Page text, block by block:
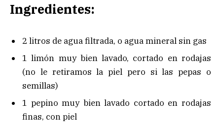
Ingredientes:
2 litros de agua filtrada, o agua mineral sin gas
1 limón muy bien lavado, cortado en rodajas
(no le retiramos la piel pero si las pepas o
semillas)
1 pepino muy bien lavado cortado en rodajas
finas, con piel